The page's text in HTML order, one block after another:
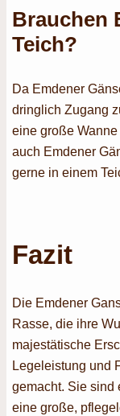
Brauchen
Teich?
Da Emdener
dringlich Zugang
eine große
auch Emdener
gerne in einem
Fazit
Die Emdener
Rasse, die ihre
majestätische
Legeleistung und
gemacht. Sie sind
eine große,